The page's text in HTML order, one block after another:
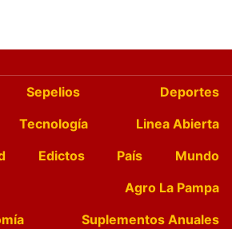
Sepelios
Deportes
Tecnología
Linea Abierta
Edictos País
Mundo
Agro La Pampa
Suplementos Anuales